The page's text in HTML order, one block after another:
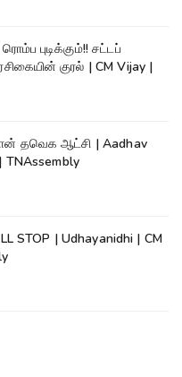
புடிக்கும்!! சட்டப்
குரல் | CM Vijay |
ஆட்சி | Aadhav
TNAssembly
CM